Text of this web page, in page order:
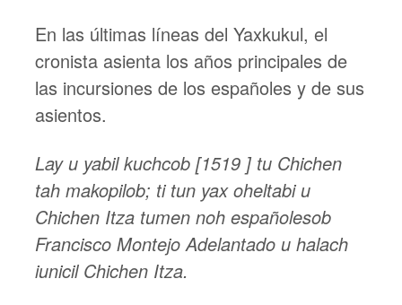
En las últimas líneas del Yaxkukul, el
cronista asienta los años principales de
las incursiones de los españoles y de sus
asientos.
Lay u yabil kuchcob [1519 ] tu Chichen
tah makopilob; ti tun yax oheltabi u
Chichen Itza tumen noh españolesob
Francisco Montejo Adelantado u halach
iunicil Chichen Itza.